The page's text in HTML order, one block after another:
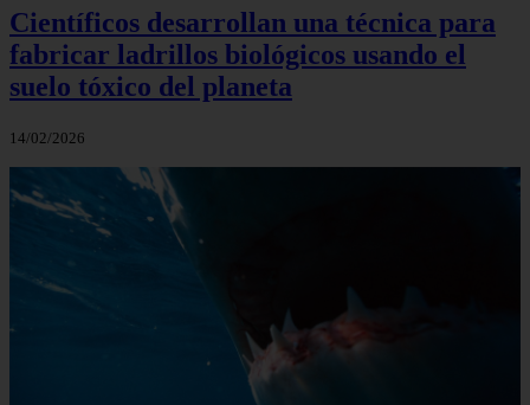
Científicos desarrollan una técnica para
fabricar ladrillos biológicos usando el
suelo tóxico del planeta
14/02/2026